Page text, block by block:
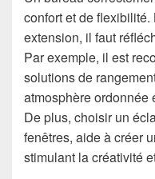
confort et de
extension, il faut
Par exemple, il est
solutions de
atmosphère ordonnée
De plus, choisir un
fenêtres, aide à créer
stimulant la créativité